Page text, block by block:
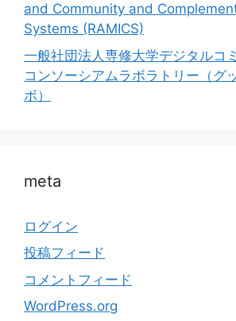
and Community and
Systems (RAMICS)
一般社団法人専修大学デジタルコ
コンソーシアムラボラトリー（グ
ボ）
meta
ログイン
投稿フィード
コメントフィード
WordPress.org